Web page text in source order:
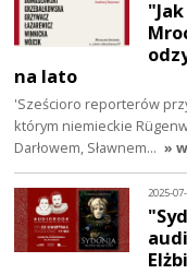
na lato
'Sześcioro reporterów
którym niemieckie
Darłowem, Sławnem… »
2025-